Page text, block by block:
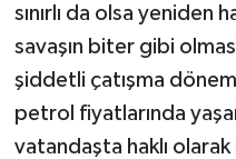
sınırlı da olsa yeniden
savaşın biter gibi
şiddetli çatışma
petrol fiyatlarında
vatandaşta haklı